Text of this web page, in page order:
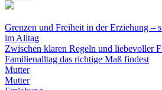
Grenzen und Freiheit in der Erziehung –
im Alltag
Zwischen klaren Regeln und liebevoller
Familienalltag das richtige Maß findest
Mutter
Mutter